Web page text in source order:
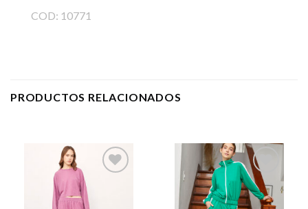
COD: 10771
PRODUCTOS RELACIONADOS